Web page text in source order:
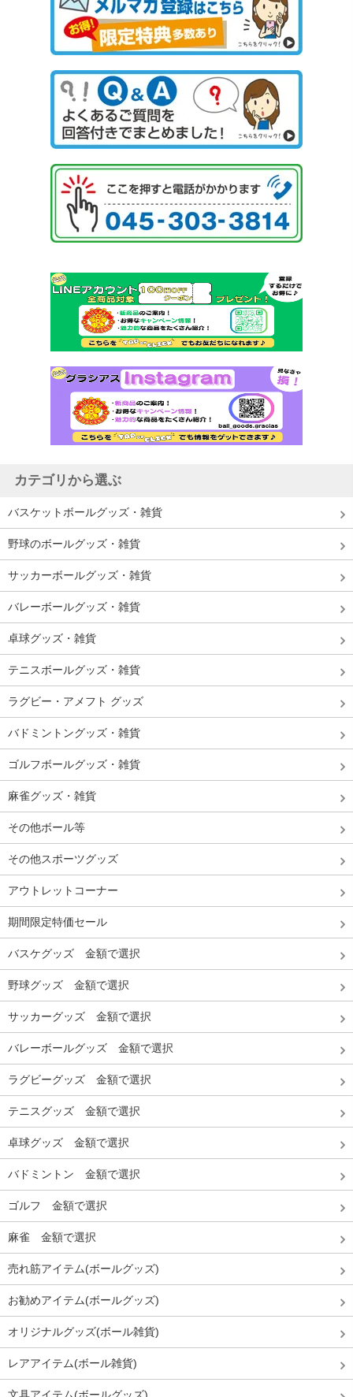
カテゴリから選ぶ
バスケットボールグッズ・雑貨
野球のボールグッズ・雑貨
サッカーボールグッズ・雑貨
バレーボールグッズ・雑貨
卓球グッズ・雑貨
テニスボールグッズ・雑貨
ラグビー・アメフト グッズ
バドミントングッズ・雑貨
ゴルフボールグッズ・雑貨
麻雀グッズ・雑貨
その他ボール等
その他スポーツグッズ
アウトレットコーナー
期間限定特価セール
バスケグッズ 金額で選択
野球グッズ 金額で選択
サッカーグッズ 金額で選択
バレーボールグッズ 金額で選択
ラグビーグッズ 金額で選択
テニスグッズ 金額で選択
卓球グッズ 金額で選択
バドミントン 金額で選択
ゴルフ 金額で選択
麻雀 金額で選択
売れ筋アイテム(ボールグッズ)
お勧めアイテム(ボールグッズ)
オリジナルグッズ(ボール雑貨)
レアアイテム(ボール雑貨)